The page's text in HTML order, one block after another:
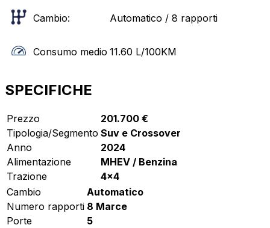
Cambio: Automatico / 8 rapporti
Consumo medio 11.60 L/100KM
SPECIFICHE
Prezzo
201.700 €
Tipologia/Segmento Suv e Crossover
Anno
2024
Alimentazione
MHEV / Benzina
Trazione
4x4
Cambio
Automatico
Numero rapporti 8 Marce
Porte
5